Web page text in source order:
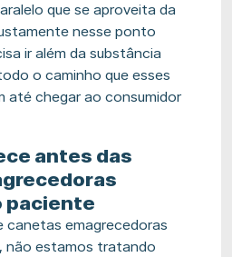
que se aproveita da
nesse ponto
ir além da substância
o caminho que esses
até chegar ao consumidor
antes das
paciente
canetas emagrecedoras
não estamos tratando